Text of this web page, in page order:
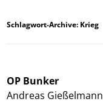
Schlagwort-Archive: Krieg
OP Bunker
Andreas Gießelmann